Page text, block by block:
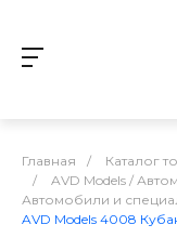
Главная / Каталог
/
AVD Models /
Автомобили и
AVD Models 4008